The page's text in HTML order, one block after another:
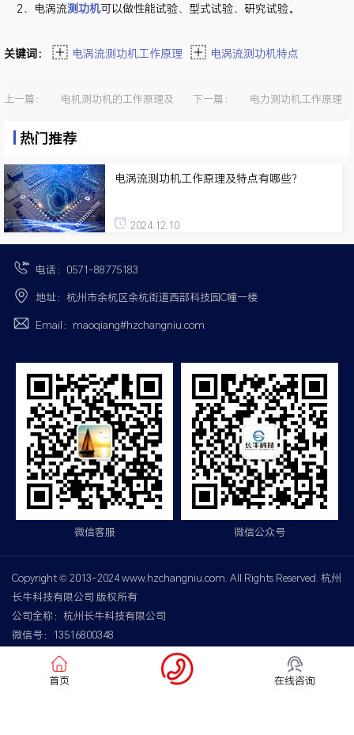
2、电涡流测功机可以做性能试验、型式试验、研究试验。
关键词： 电涡流测功机工作原理 电涡流测功机特点
上一篇：
电机测功机的工作原理及
下一篇：
电力测功机工作原理
热门推荐
电涡流测功机工作原理及特点有哪些？
2024.12.10
电话：0571-88775183
地址：杭州市余杭区余杭街道西部科技园C幢一楼
Email：maoqiang#hzchangniu.com
微信客服 微信公众号
Copyright © 2013-2024 www.hzchangniu.com. All Rights Reserved. 杭州
长牛科技有限公司 版权所有
公司全称：杭州长牛科技有限公司
微信号：13516800348
传真：0571-88775183
浙ICP备2021007355号-2
首页 在线咨询